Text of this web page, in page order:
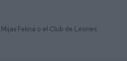
Felina o el Club de Leones